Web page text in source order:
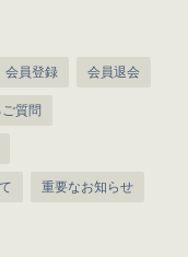
会員登録 会員退会
質問
重要なお知らせ